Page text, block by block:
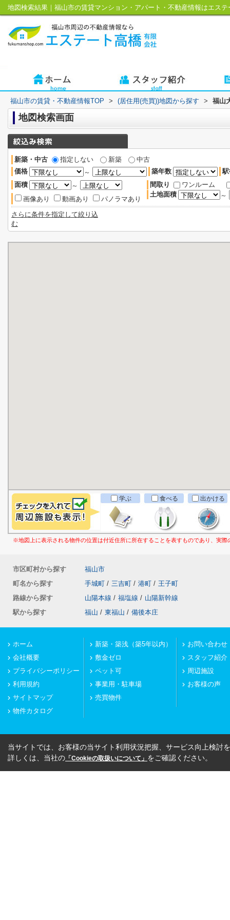
地図検索結果｜福山市の賃貸マンション・アパート・不動産情報はエステ
福山市の賃貸・不動産情報TOP > (居住用(売買))地図から探す > 福山
地図検索画面
新築・中古 指定しない 新築
中古
価格
～ 築年数
面積
～
画像あり
動画あり パノラマあり
間取り
ワンルーム
土地面積
～
さらに条件を指定して絞り込
む
学ぶ 食べる 出かける
※地図上に表示される物件の位置は付近住所に所在することを表すものであり、実
市区町村から探す
福山市
町名から探す
手城町 / 三吉町 / 港町 / 王子町
路線から探す
山陽本線 / 福塩線 / 山陽新幹線
駅から探す
福山 / 東福山 / 備後本庄
ホーム
会社概要
プライバシーポリシー
利用規約
サイトマップ
物件カタログ
新築・築浅（築5年以内）
敷金ゼロ
ペット可
事業用・駐車場
売買物件
お問い合わせ
スタッフ紹介
周辺施設
お客様の声
当サイトでは、お客様の当サイト利用状況把握、サービス向上検討
詳しくは、当社の 「Cookieの取扱いについて」 をご確認ください。